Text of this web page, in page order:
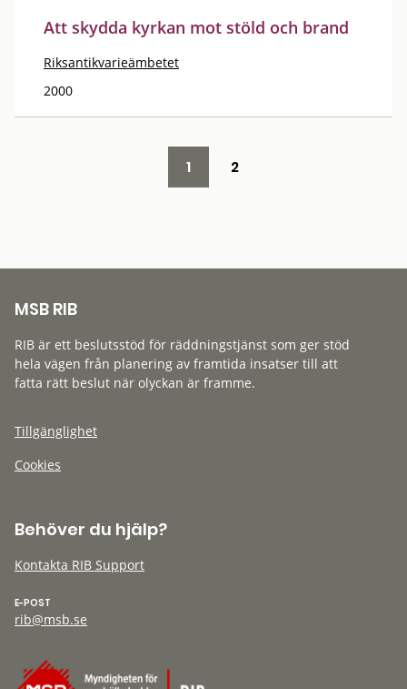
Att skydda kyrkan mot stöld och brand
Riksantikvarieämbetet
2000
1 2
MSB RIB
RIB är ett beslutsstöd för räddningstjänst som ger stöd
hela vägen från planering av framtida insatser till att
fatta rätt beslut när olyckan är framme.
Tillgänglighet
Cookies
Behöver du hjälp?
Kontakta RIB Support
E-POST
rib@msb.se